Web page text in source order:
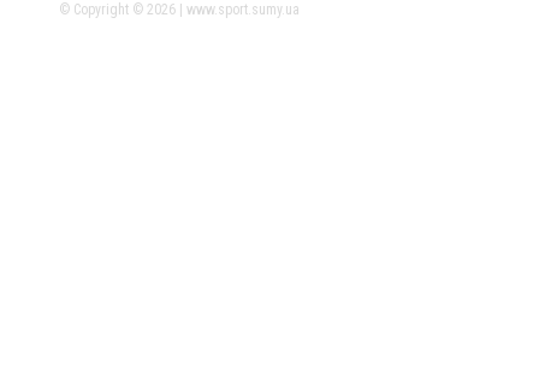
© Copyright © 2026 | www.sport.sumy.ua